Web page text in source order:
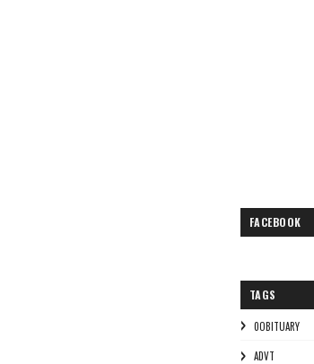
FACEBOOK
TAGS
0OBITUARY
ADVT